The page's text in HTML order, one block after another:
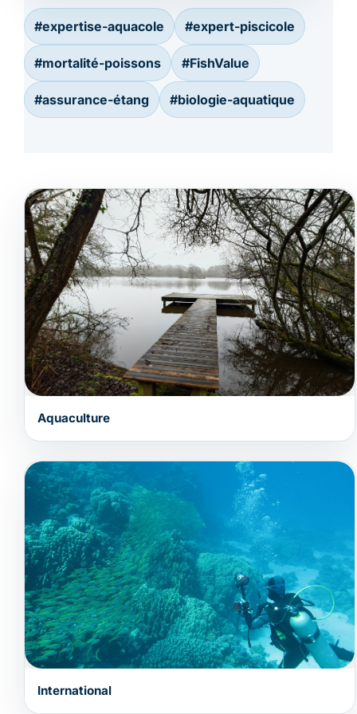
#expertise-aquacole #expert-piscicole
#mortalité-poissons #FishValue
#assurance-étang #biologie-aquatique
Aquaculture
International